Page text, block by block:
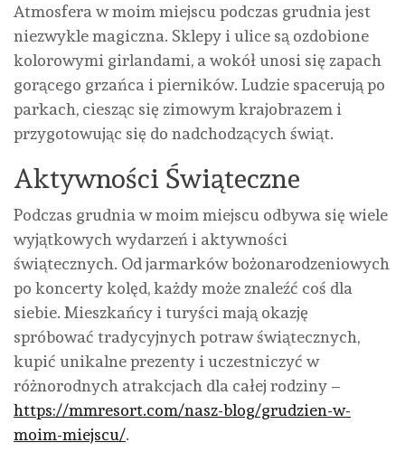
Atmosfera w moim miejscu podczas grudnia jest
niezwykle magiczna. Sklepy i ulice są ozdobione
kolorowymi girlandami, a wokół unosi się zapach
gorącego grzańca i pierników. Ludzie spacerują po
parkach, ciesząc się zimowym krajobrazem i
przygotowując się do nadchodzących świąt.
Aktywności Świąteczne
Podczas grudnia w moim miejscu odbywa się wiele
wyjątkowych wydarzeń i aktywności
świątecznych. Od jarmarków bożonarodzeniowych
po koncerty kolęd, każdy może znaleźć coś dla
siebie. Mieszkańcy i turyści mają okazję
spróbować tradycyjnych potraw świątecznych,
kupić unikalne prezenty i uczestniczyć w
różnorodnych atrakcjach dla całej rodziny –
https://mmresort.com/nasz-blog/grudzien-w-
moim-miejscu/.